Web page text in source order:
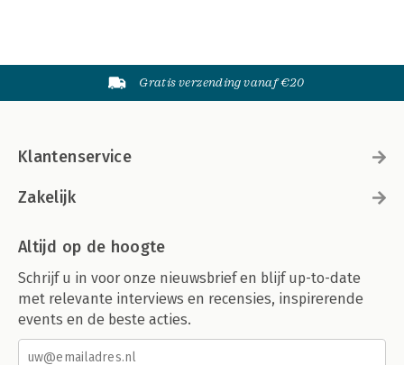
Gratis verzending vanaf €20
Klantenservice
Zakelijk
Altijd op de hoogte
Schrijf u in voor onze nieuwsbrief en blijf up-to-date
met relevante interviews en recensies, inspirerende
events en de beste acties.